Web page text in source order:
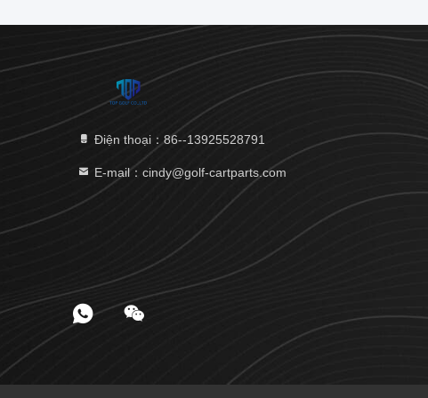
Điện thoại：86--13925528791
E-mail：cindy@golf-cartparts.com